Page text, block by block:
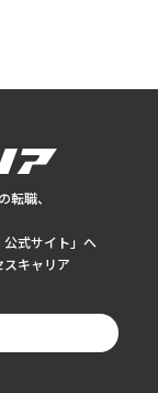
職、
式サイト」へ
キャリア